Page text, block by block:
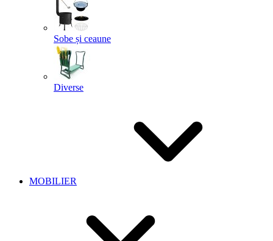
Sobe și ceaune
Diverse
MOBILIER